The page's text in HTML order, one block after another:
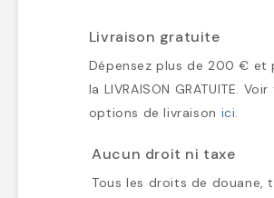
Livraison gratuite
Dépensez plus de 200 € et
la LIVRAISON GRATUITE.
options de livraison ici.
Aucun droit ni taxe
Tous les droits de douane,